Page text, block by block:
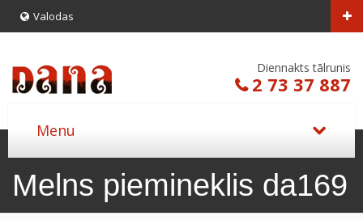
Valodas
Diennakts tālrunis
2 73 37 887
Melns piemineklis da169